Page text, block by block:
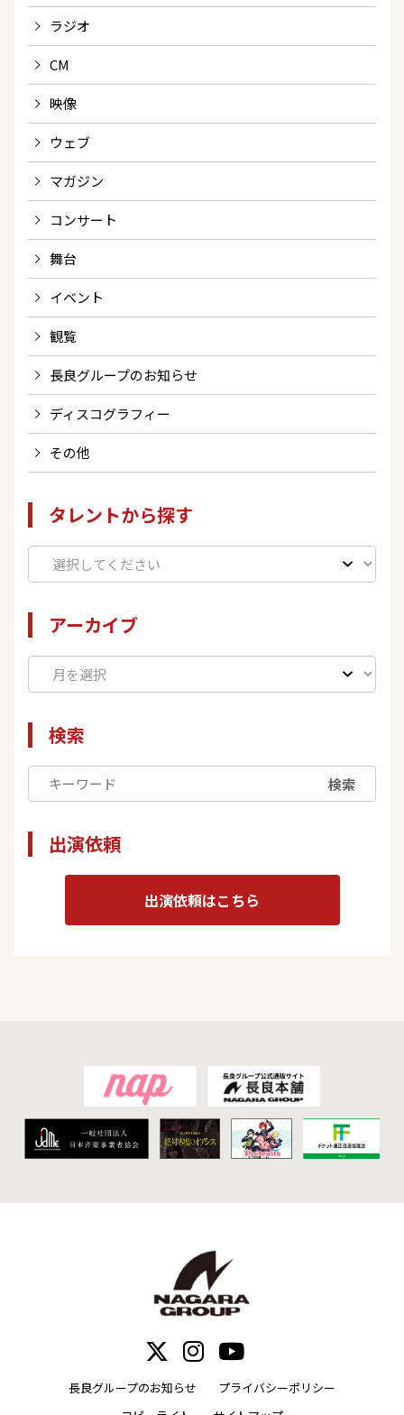
ラジオ
CM
映像
ウェブ
マガジン
コンサート
舞台
イベント
観覧
長良グループのお知らせ
ディスコグラフィー
その他
タレントから探す
アーカイブ
検索
検索
出演依頼
出演依頼はこちら
長良グループのお知らせ
プライバシーポリシー